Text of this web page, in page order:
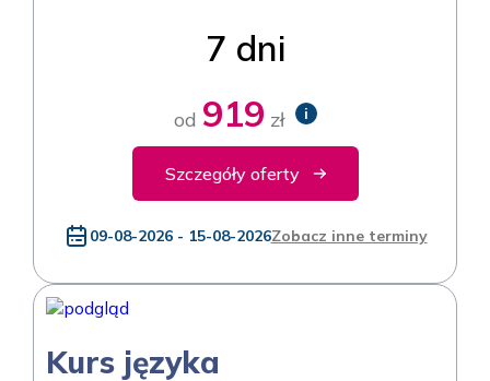
7 dni
od 919 zł i
Szczegóły oferty
09-08-2026 - 15-08-2026Zobacz inne terminy
Kurs języka